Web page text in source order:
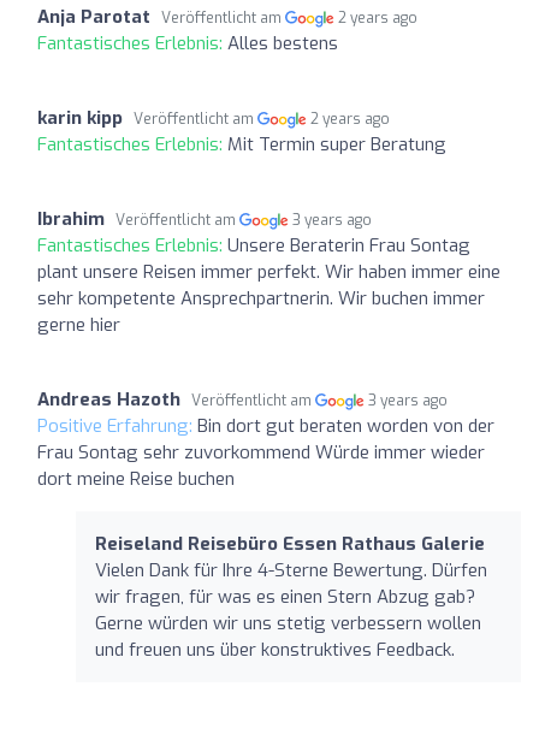
Anja Parotat Veröffentlicht am 2 years ago
Fantastisches Erlebnis: Alles bestens
karin kipp Veröffentlicht am 2 years ago
Fantastisches Erlebnis: Mit Termin super Beratung
Ibrahim Veröffentlicht am 3 years ago
Fantastisches Erlebnis: Unsere Beraterin Frau Sontag
plant unsere Reisen immer perfekt. Wir haben immer eine
sehr kompetente Ansprechpartnerin. Wir buchen immer
gerne hier
Andreas Hazoth Veröffentlicht am 3 years ago
Positive Erfahrung: Bin dort gut beraten worden von der
Frau Sontag sehr zuvorkommend Würde immer wieder
dort meine Reise buchen
Reiseland Reisebüro Essen Rathaus Galerie
Vielen Dank für Ihre 4-Sterne Bewertung. Dürfen
wir fragen, für was es einen Stern Abzug gab?
Gerne würden wir uns stetig verbessern wollen
und freuen uns über konstruktives Feedback.